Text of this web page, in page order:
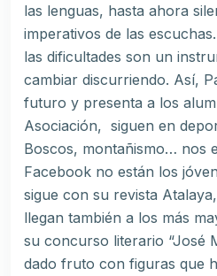
las lenguas, hasta ahora
imperativos de las
las dificultades son un
cambiar discurriendo. Así,
futuro y presenta a los
Asociación, siguen en
Boscos, montañismo… nos
Facebook no están los
sigue con su revista
llegan también a los más
su concurso literario “José
dado fruto con figuras que